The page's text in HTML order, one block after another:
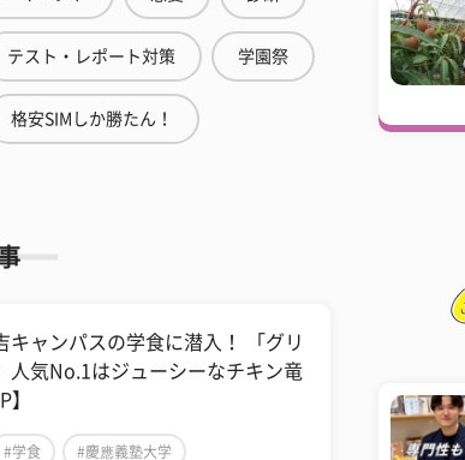
テスト・レポート対策 学園祭
格安SIMしか勝たん！
キャンパスの学食に潜入！ 「グリ
人気No.1はジューシーなチキン竜
】
#学食 #慶應義塾大学